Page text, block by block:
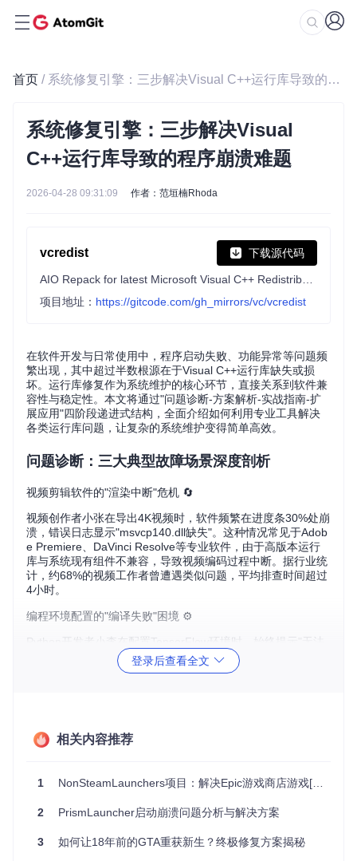
首页 / 系统修复引擎：三步解决Visual C++运行库导致的程序崩溃难题
系统修复引擎：三步解决Visual
C++运行库导致的程序崩溃难题
2026-04-28 09:31:09 作者：范垣楠Rhoda
vcredist 下载源代码
项目地址： https://gitcode.com/gh_mirrors/vc/vcredist
在软件开发与日常使用中，程序启动失败、功能异常等问题频
繁出现，其中超过半数根源在于Visual C++运行库缺失或损
坏。运行库修复作为系统维护的核心环节，直接关系到软件兼
容性与稳定性。本文将通过"问题诊断-方案解析-实战指南-扩
展应用"四阶段递进式结构，全面介绍如何利用专业工具解决
各类运行库问题，让复杂的系统维护变得简单高效。
问题诊断：三大典型故障场景深度剖析
视频剪辑软件的"渲染中断"危机 🔄
视频创作者小张在导出4K视频时，软件频繁在进度条30%处崩
溃，错误日志显示"msvcp140.dll缺失"。这种情况常见于Adob
e Premiere、DaVinci Resolve等专业软件，由于高版本运行
库与系统现有组件不兼容，导致视频编码过程中断。据行业统
计，约68%的视频工作者曾遭遇类似问题，平均排查时间超过
4小时。
编程环境配置的"编译失败"困境 ⚙️
Python开发者小李在配置TensorFlow环境时，始终提示"无法
找到vcruntime140_1.dll"。这类问题在使用C++扩展的Python
库时尤为突出，不同版本的Visual C++运行库与编译器之间存
财务人员王工的报税软件在系统更新后无法启动，错误代码0x
-2022运行库，与软件依赖的旧版2013运行库产生冲突。这类
造成业务中断风险。
方案解析：系统修复引擎的四大核心能力
登录后查看全文
相关内容推荐
1 NonSteamLaunchers项目：解决Epic游戏商店游戏[Redacted]的Visual C++运行时错误
2 PrismLauncher启动崩溃问题分析与解决方案
3 如何让18年前的GTA重获新生？终极修复方案揭秘